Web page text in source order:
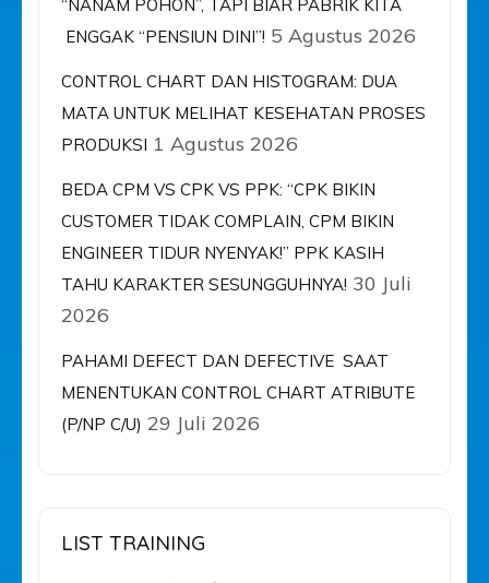
“NANAM POHON”, TAPI BIAR PABRIK KITA
ENGGAK “PENSIUN DINI”! 5 Agustus 2026
CONTROL CHART DAN HISTOGRAM: DUA
MATA UNTUK MELIHAT KESEHATAN PROSES
PRODUKSI 1 Agustus 2026
BEDA CPM VS CPK VS PPK: “CPK BIKIN
CUSTOMER TIDAK COMPLAIN, CPM BIKIN
ENGINEER TIDUR NYENYAK!” PPK KASIH
TAHU KARAKTER SESUNGGUHNYA! 30 Juli
2026
PAHAMI DEFECT DAN DEFECTIVE SAAT
MENENTUKAN CONTROL CHART ATRIBUTE
(P/NP C/U) 29 Juli 2026
LIST TRAINING